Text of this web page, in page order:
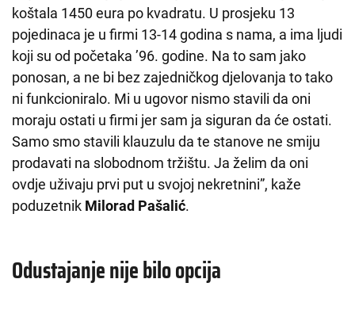
koštala 1450 eura po kvadratu. U prosjeku 13
pojedinaca je u firmi 13-14 godina s nama, a ima ljudi
koji su od početaka ’96. godine. Na to sam jako
ponosan, a ne bi bez zajedničkog djelovanja to tako
ni funkcioniralo. Mi u ugovor nismo stavili da oni
moraju ostati u firmi jer sam ja siguran da će ostati.
Samo smo stavili klauzulu da te stanove ne smiju
prodavati na slobodnom tržištu. Ja želim da oni
ovdje uživaju prvi put u svojoj nekretnini”, kaže
poduzetnik Milorad Pašalić.
Odustajanje nije bilo opcija